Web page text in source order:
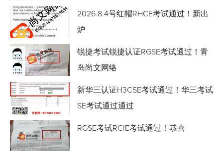
2026.8.4号红帽RHCE考试通过！新出
炉
锐捷考试锐捷认证RGSE考试通过！青
岛尚文网络
新华三认证H3CSE考试通过！华三考试
SE考试通过通过
RGSE考试RCIE考试通过！恭喜